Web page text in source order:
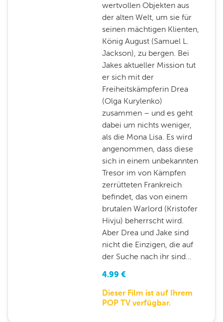
wertvollen Objekten aus
der alten Welt, um sie für
seinen mächtigen Klienten,
König August (Samuel L.
Jackson), zu bergen. Bei
Jakes aktueller Mission tut
er sich mit der
Freiheitskämpferin Drea
(Olga Kurylenko)
zusammen – und es geht
dabei um nichts weniger,
als die Mona Lisa. Es wird
angenommen, dass diese
sich in einem unbekannten
Tresor im von Kämpfen
zerrütteten Frankreich
befindet, das von einem
brutalen Warlord (Kristofer
Hivju) beherrscht wird.
Aber Drea und Jake sind
nicht die Einzigen, die auf
der Suche nach ihr sind…
4.99 €
Dieser Film ist auf Ihrem
POP TV verfügbar.